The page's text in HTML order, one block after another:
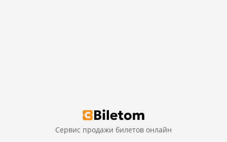
Сервис продажи билетов онлайн